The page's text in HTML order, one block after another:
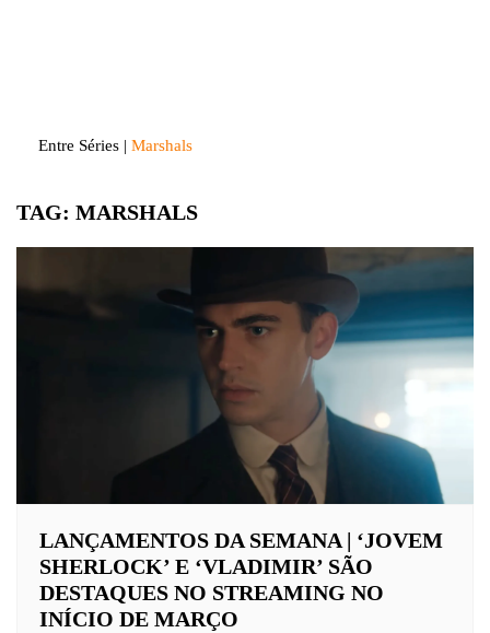
Entre Séries | Marshals
TAG: MARSHALS
LANÇAMENTOS DA SEMANA | ‘JOVEM
SHERLOCK’ E ‘VLADIMIR’ SÃO
DESTAQUES NO STREAMING NO
INÍCIO DE MARÇO